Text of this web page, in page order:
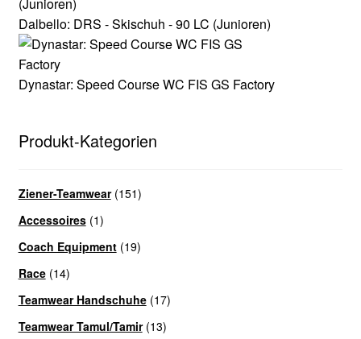
auf.
Die
können
Dalbello: DRS - Skischuh - 90 LC (Junioren)
Dynastar: Speed Course WC FIS GS Factory
Produkt-Kategorien
Ziener-Teamwear (151)
Accessoires (1)
Coach Equipment (19)
Race (14)
Teamwear Handschuhe (17)
Teamwear Tamul/Tamir (13)